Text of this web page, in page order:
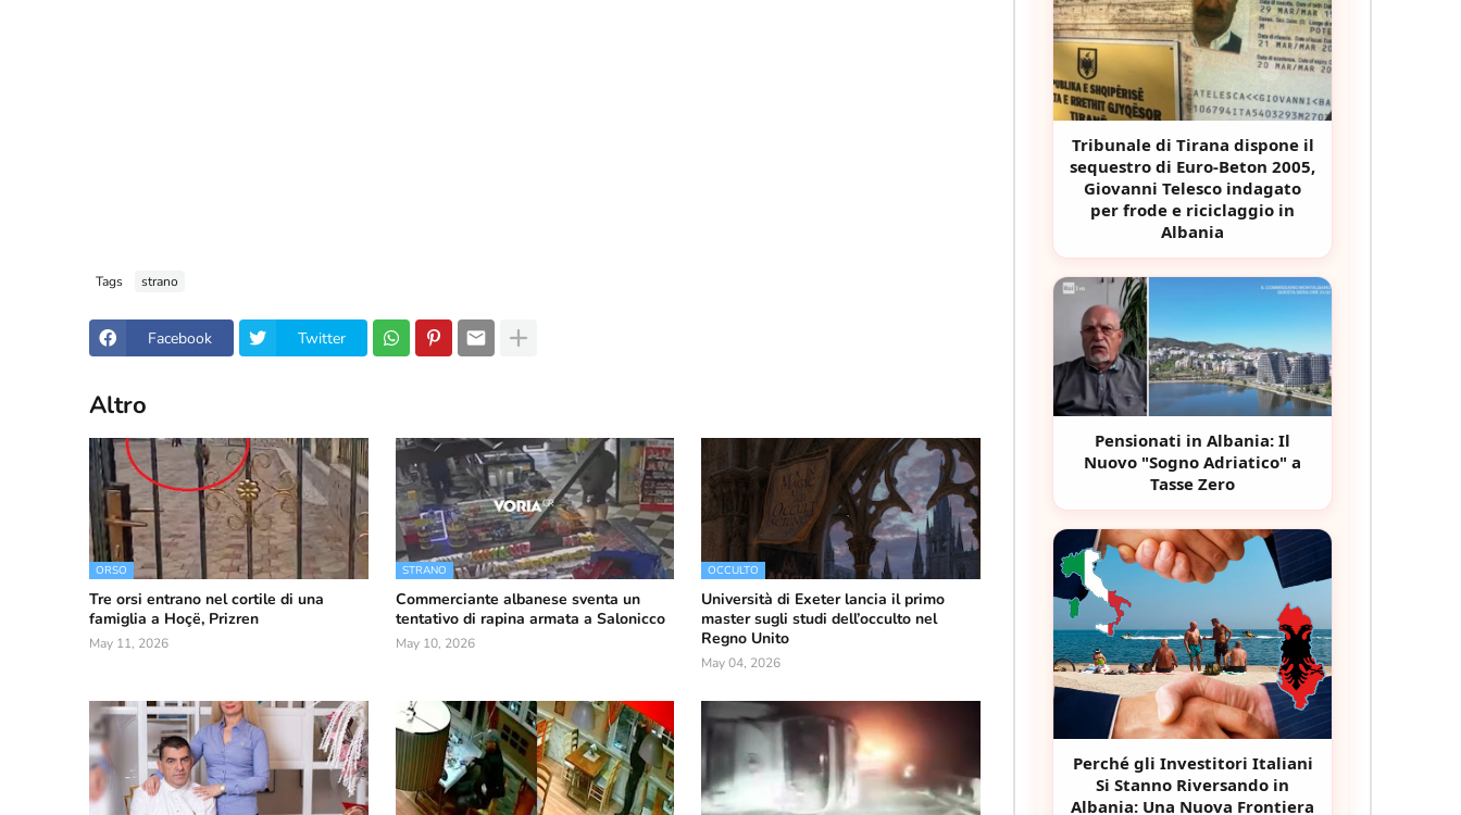
Tags strano
Facebook Twitter
Altro
ORSO
Tre orsi entrano nel cortile di una
famiglia a Hoçë, Prizren
May 11, 2026
STRANO
Commerciante albanese sventa un
tentativo di rapina armata a Salonicco
May 10, 2026
OCCULTO
Università di Exeter lancia il primo
master sugli studi dell’occulto nel
Regno Unito
May 04, 2026
Tribunale di Tirana dispone il
sequestro di Euro-Beton 2005,
Giovanni Telesco indagato
per frode e riciclaggio in
Albania
Pensionati in Albania: Il
Nuovo "Sogno Adriatico" a
Tasse Zero
Perché gli Investitori Italiani
Si Stanno Riversando in
Albania: Una Nuova Frontiera